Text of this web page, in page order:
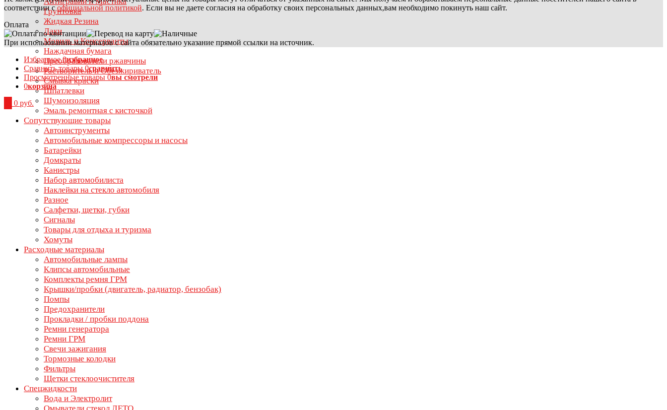
Грунтовка
Жидкая Резина
Лаки
Мовиль и Консерванты
Наждачная бумага
Преобразователи ржавчины
Растворитель и Обезжириватель
Смывка краски
Шпатлевки
Шумоизоляция
Эмаль ремонтная с кисточкой
Сопутствующие товары
Автоинструменты
Автомобильные компрессоры и насосы
Батарейки
Домкраты
Канистры
Набор автомобилиста
Наклейки на стекло автомобиля
Разное
Салфетки, щетки, губки
Сигналы
Товары для отдыха и туризма
Хомуты
Расходные материалы
Автомобильные лампы
Клипсы автомобильные
Комплекты ремня ГРМ
Крышки/пробки (двигатель, радиатор, бензобак)
Помпы
Предохранители
Прокладки / пробки поддона
Ремни генератора
Ремни ГРМ
Свечи зажигания
Тормозные колодки
Фильтры
Щетки стеклоочистителя
Спецжидкости
Вода и Электролит
соответствии софициальной политикой. Если вы не даете согласия на обработку своих персональных данных,вам необходимо покинуть наш сайт.
Оплата
При использовании материалов с сайта обязательно указание прямой ссылки на источник.
Избранное 0избранное
Сравнить товары 0сравнить
Просмотренные товары 0вы смотрели
0корзина
0 руб.